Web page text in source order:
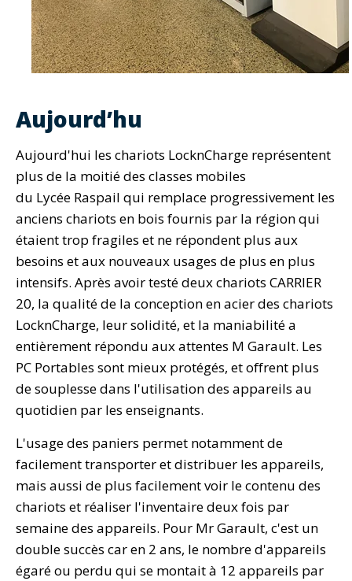
Aujourd’hu
Aujourd'hui les chariots LocknCharge représentent
plus de la moitié des classes mobiles
du Lycée Raspail qui remplace progressivement les
anciens chariots en bois fournis par la région qui
étaient trop fragiles et ne répondent plus aux
besoins et aux nouveaux usages de plus en plus
intensifs. Après avoir testé deux chariots CARRIER
20, la qualité de la conception en acier des chariots
LocknCharge, leur solidité, et la maniabilité a
entièrement répondu aux attentes M Garault. Les
PC Portables sont mieux protégés, et offrent plus
de souplesse dans l'utilisation des appareils au
quotidien par les enseignants.
L'usage des paniers permet notamment de
facilement transporter et distribuer les appareils,
mais aussi de plus facilement voir le contenu des
chariots et réaliser l'inventaire deux fois par
semaine des appareils. Pour Mr Garault, c'est un
double succès car en 2 ans, le nombre d'appareils
égaré ou perdu qui se montait à 12 appareils par